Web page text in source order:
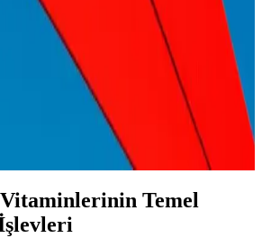
yönlü bakım ürünleri ve uygulama
koruma ve güçlendirme yollarını keşfedin.
Beslenme Yaklaşımları ve
önemli. Protein, vitamin ve
uzamasına ve parlak görünmesine
saçlarınızı destekleyin.
Temel